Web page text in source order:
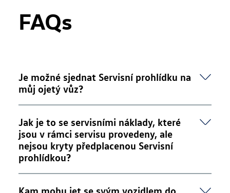
FAQs
Je možné sjednat Servisní prohlídku na
můj ojetý vůz?
omezená stářím vozidla ani počtem najetých
kilometrů.
Jak je to se servisními náklady, které
jsou v rámci servisu provedeny, ale
nejsou kryty předplacenou Servisní
prohlídkou?
Kam mohu jet se svým vozidlem do